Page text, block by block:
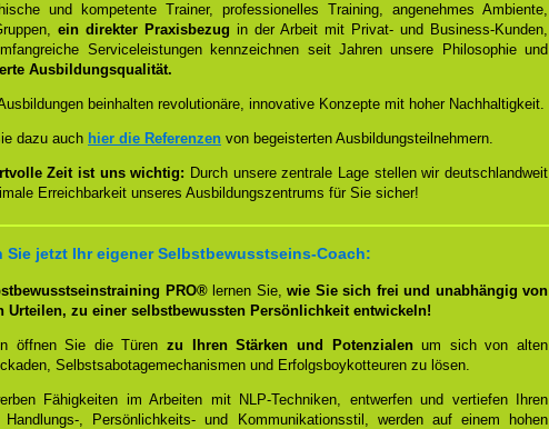
und kompetente Trainer, professionelles Training, angenehmes Ambiente,
ein direkter Praxisbezug in der Arbeit mit Privat- und Business-Kunden,
Serviceleistungen kennzeichnen seit Jahren unsere Philosophie und
Ausbildungsqualität.
beinhalten revolutionäre, innovative Konzepte mit hoher Nachhaltigkeit.
dazu auch hier die Referenzen von begeisterten Ausbildungsteilnehmern.
Zeit ist uns wichtig: Durch unsere zentrale Lage stellen wir deutschlandweit
Erreichbarkeit unseres Ausbildungszentrums für Sie sicher!
Sie jetzt Ihr eigener Selbstbewusstseins-Coach:
PRO® lernen Sie,wie Sie sich frei und unabhängig von
Urteilen, zu einer selbstbewussten Persönlichkeit entwickeln!
öffnen Sie die Türenzu Ihren Stärken und Potenzialenum sich von alten
Selbstsabotagemechanismen und Erfolgsboykotteuren zu lösen.
Fähigkeiten im Arbeiten mit NLP-Techniken, entwerfen und vertiefen Ihren
Handlungs-, Persönlichkeits- und Kommunikationsstil, werden auf einem hohen